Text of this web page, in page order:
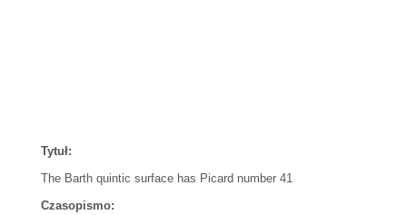
Tytuł:
The Barth quintic surface has Picard number 41
Czasopismo: